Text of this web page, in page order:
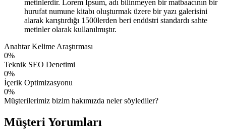
metinlerdir. Lorem Ipsum, adı bilinmeyen bir matbaacının bir
hurufat numune kitabı oluşturmak üzere bir yazı galerisini
alarak karıştırdığı 1500lerden beri endüstri standardı sahte
metinler olarak kullanılmıştır.
Anahtar Kelime Araştırması
0%
Teknik SEO Denetimi
0%
İçerik Optimizasyonu
0%
Müşterilerimiz bizim hakımızda neler söylediler?
Müşteri Yorumları